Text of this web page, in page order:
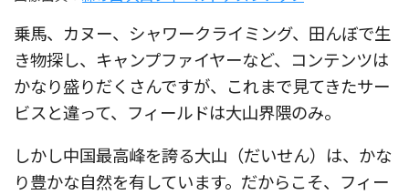
乗馬、カヌー、シャワークライミング、田んぼで生
き物探し、キャンプファイヤーなど、コンテンツは
かなり盛りだくさんですが、これまで見てきたサー
ビスと違って、フィールドは大山界隈のみ。
しかし中国最高峰を誇る大山（だいせん）は、かな
り豊かな自然を有しています。だからこそ、フィー